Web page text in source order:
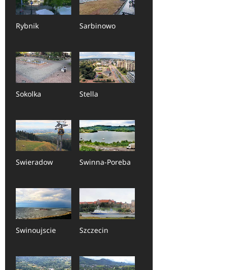
Rybnik Sarbinowo
Sokolka Stella
Swieradow Swinna-Poreba
Swinoujscie Szczecin